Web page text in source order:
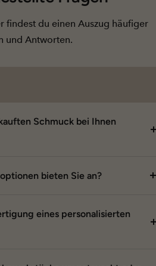
Fragen
findest du einen Auszug häufiger
Schmuck bei Ihnen
eines personalisierten